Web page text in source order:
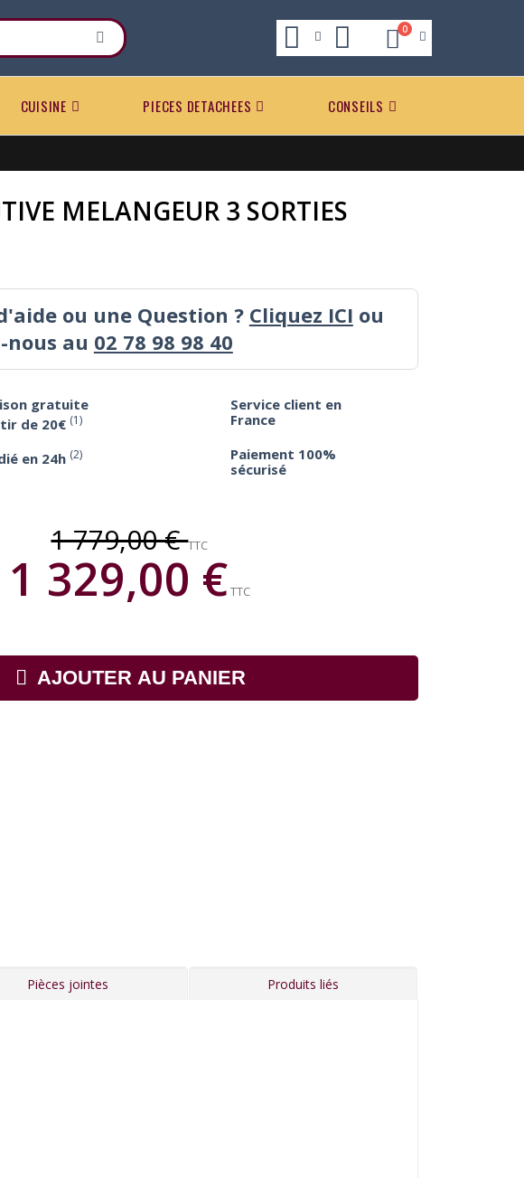
0
CUISINE PIECES DETACHEES CONSEILS
MELANGEUR 3 SORTIES
ou une Question ? Cliquez ICI ou
nous au 02 78 98 98 40
gratuite
de 20€ (1)
Service client en
France
en 24h (2)
Paiement 100%
sécurisé
1 779,00 €TTC
1 329,00 €TTC
AJOUTER AU PANIER
Pièces jointes Produits liés